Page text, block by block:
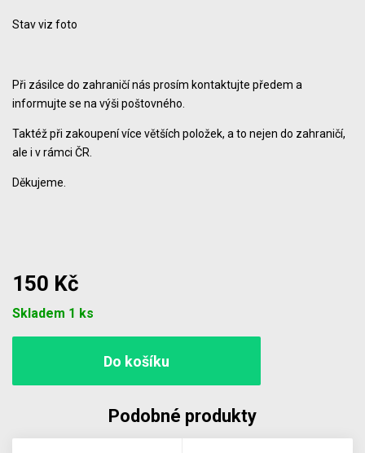
Stav viz foto
Při zásilce do zahraničí nás prosím kontaktujte předem a
informujte se na výši poštovného.
Taktéž při zakoupení více větších položek, a to nejen do zahraničí,
ale i v rámci ČR.
Děkujeme.
150 Kč
Skladem 1 ks
Podobné produkty